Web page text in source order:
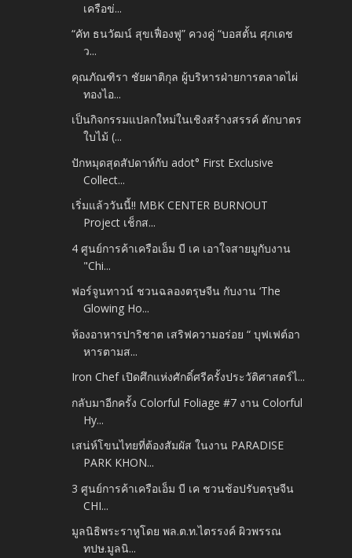
เครือข่...
“คัท ธนวัฒน์ สุขเฟื่องฟู” ควงคู่ “บอสตั้น ศุภเดช
ว...
คุณภัณฑิรา ชัยผาติกุล ผู้บริหารฝ่ายการตลาดไผ่
ทองไอ...
เป็นกิจกรรมแปลกใหม่ในเชิงสร้างสรรค์ ตักบาตร
ใบไม้ (...
ปักหมุดสุดสัปดาห์กับ adot° First Exclusive
Collect...
เริ่มแล้ววันนี้!! MBK CENTER BURNOUT
Project เช็กส...
4 ศูนย์การค้าเครือเอ็ม บี เค เอาใจสายมูกับงาน
"Chi...
ฟอร์จูนทาวน์ ชวนฉลองตรุษจีน กับงาน ‘The
Glowing Ho...
ห้องอาหารปาริชาต เสริฟความอร่อย “ บุฟเฟต์อา
หารตามส...
Iron Chef เปิดศึกแห่งศักดิ์ศรีครั้งประวัติศาสตร์ไ...
กลับมาอีกครั้ง Colorful Foliage #7 งาน Colorful
Hy...
เสน่ห์โขนไทยที่ต้องสัมผัส ในงาน PARADISE
PARK KHON...
3 ศูนย์การค้าเครือเอ็ม บี เค ชวนช้อปรับตรุษจีน
CHI...
มูลนิธิพระราหูโดย พล.ต.ท.ไตรรงค์ ผิวพรรณ
ทปษ.มูลนิ...